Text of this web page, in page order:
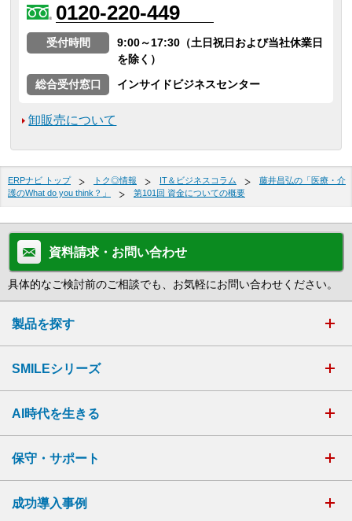
0120-220-449
受付時間
9:00～17:30（土日祝日および当社休業日
を除く）
総合受付窓口
インサイドビジネスセンター
卸販売について
ERPナビ トップ トク◎情報 IT＆ビジネスコラム
藤井昌弘の「医療・介
護のWhat do you think？」
第101回 資金についての概要
資料請求・お問い合わせ
具体的なご検討前のご相談でも、お気軽にお問い合わせください。
製品を探す
SMILEシリーズ
AI時代を生きる
保守・サポート
成功導入事例